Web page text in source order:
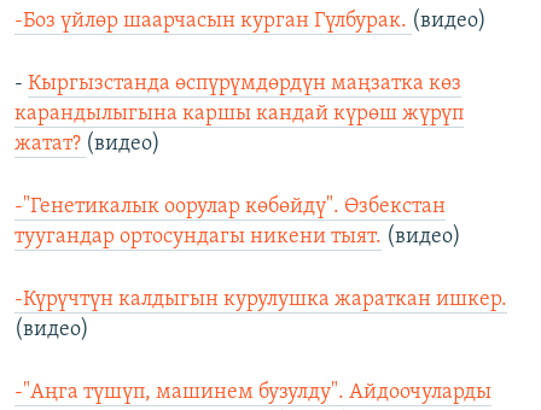
-Боз үйлөр шаарчасын курган Гүлбурак. (видео)
- Кыргызстанда өспүрүмдөрдүн маңзатка көз
карандылыгына каршы кандай күрөш жүрүп
жатат? (видео)
-"Генетикалык оорулар көбөйдү". Өзбекстан
туугандар ортосундагы никени тыят. (видео)
-Күрүчтүн калдыгын курулушка жараткан ишкер.
(видео)
-"Аңга түшүп, машинем бузулду". Айдоочуларды